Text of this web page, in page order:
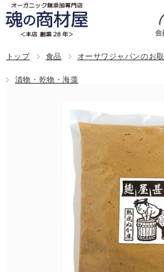
トップ 食品 オーサワジャパンのお
漬物・乾物・海藻